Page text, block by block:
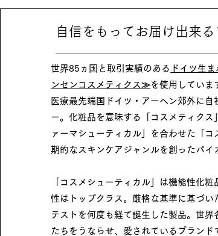
自信をもってお届け出来
世界85ヵ国と取引実績のある ドイツ生
ンセンコスメティクス≫を使用​していま
医療最先端国ドイツ・アーヘン郊外に自
ー。化粧品を意味する「コスメティクス
ァーマシューティカル」を合わせた「
期的なスキンケアジャンルを創ったパイ
「コスメシューティカル」は機能性化
性はトップクラス。厳格な基準に基づい
テストを何度も経て誕生した製品。世
たちをうならせ、愛されているブランド